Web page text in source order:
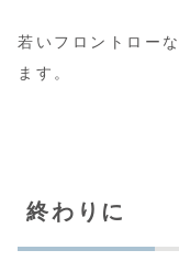
若いフロントロー
ます。
終わりに